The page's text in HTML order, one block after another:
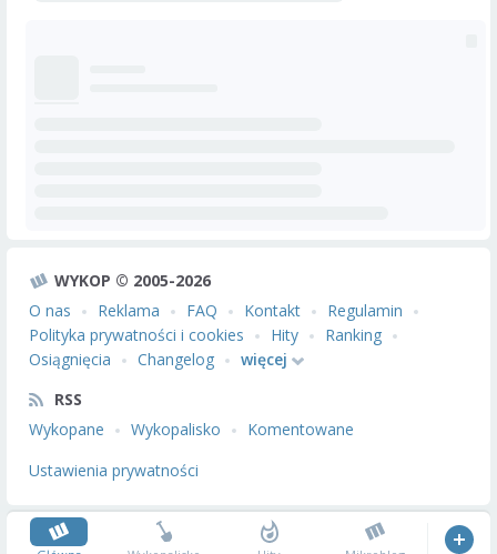
WYKOP © 2005-2026
O nas
Reklama FAQ Kontakt
Regulamin
Polityka prywatności i cookies
Hity
Ranking
Osiągnięcia
Changelog
więcej
RSS
Wykopane
Wykopalisko
Komentowane
Ustawienia prywatności